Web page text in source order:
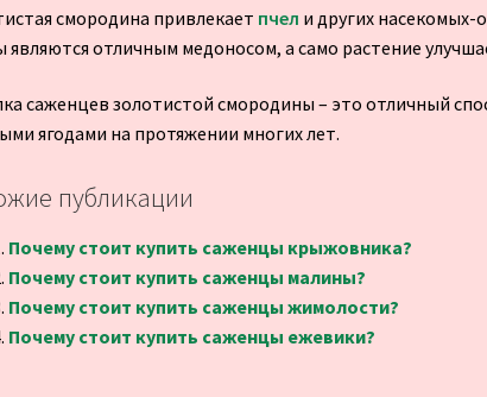
смородина привлекает пчел и других
являются отличным медоносом, а само растение
саженцев золотистой смородины – это отличный
ягодами на протяжении многих лет.
публикации
Почему стоит купить саженцы крыжовника?
Почему стоит купить саженцы малины?
Почему стоит купить саженцы жимолости?
Почему стоит купить саженцы ежевики?